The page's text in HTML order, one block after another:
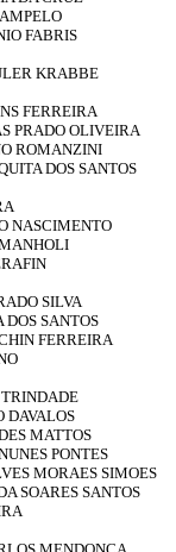
FABRIS
KRABBE
FERREIRA
PRADO OLIVEIRA
ROMANZINI
DOS SANTOS
NASCIMENTO
SILVA
DOS SANTOS
FERREIRA
DAVALOS
MATTOS
PONTES
MORAES SIMOES
SOARES SANTOS